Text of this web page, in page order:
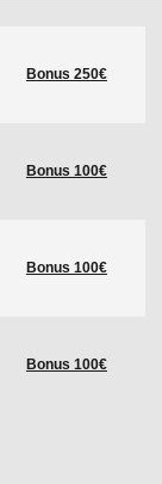
Bonus 250€
Bonus 100€
Bonus 100€
Bonus 100€